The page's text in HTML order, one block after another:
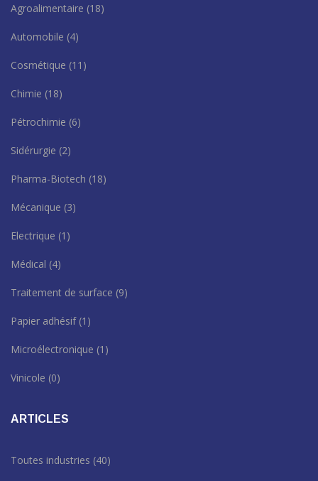
Agroalimentaire (18)
Automobile (4)
Cosmétique (11)
Chimie (18)
Pétrochimie (6)
Sidérurgie (2)
Pharma-Biotech (18)
Mécanique (3)
Electrique (1)
Médical (4)
Traitement de surface (9)
Papier adhésif (1)
Microélectronique (1)
Vinicole (0)
ARTICLES
Toutes industries (40)